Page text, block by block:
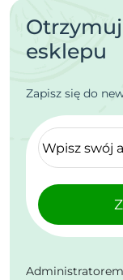
esklepu
Zapisz się do